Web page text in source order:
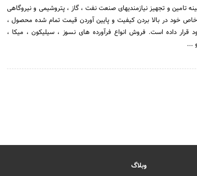
فعالیت خود را در زمینه تامین و تجهیز نیازمندیهای صنعت نفت ، گاز ، پتروشیمی و نیروگاهی
خاص خود در بالا بردن کیفیت و پایین آوردن قیمت تمام شده محصول ،
داده است. فروش انواع فرآورده های نسوز ، سیلیکون ، میکا ،
...
وبلاگ